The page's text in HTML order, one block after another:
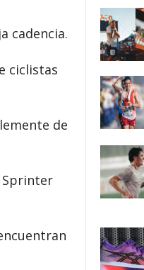
cadencia.
ciclistas
de
Sprinter